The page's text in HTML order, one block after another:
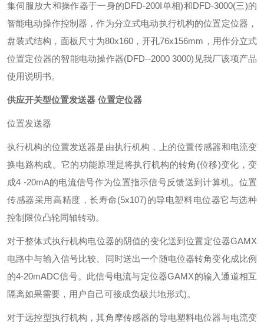
集伺服放大和操作器于一身的DFD-200I单相)和DFD-3000(三)的
智能电动操作控制器，作为分立式电动执行机构的位置定位器，
盘装式结构，面板尺寸为80x160 ，开孔76x156mm ，用作分立式
位置定位器的智能电动操作器(DFD--2000 3000) 见我厂该项产品
使用说明书。
供应开关型位置发送器 位置定位器
位置发送器
执行机构的位置发送器是由执行机构，上的位置传感器和电流变
换电路构成。它的功能原理是将执行机构的转角 (位移)变化，变
成4 -20mA的电流信号作为位置指示信号反馈送到计算机。位置
传感器采用高精度，长寿命(5x107)的导电塑料电位器它与选种
控制限位凸轮同轴转动。
对于整体式执行机构电位器的阴值的变化送到位置定位器GAMX
电路中与输入信号比较、同时送出一个随电位器转角变化成比例
的4-20mADC信号。此信号电流与定位器GAMX的输入通道相互
隔离如果需要，用户自己可接成负极共地形式)。
对于远控型执行机构，其角摩传感器的导电塑料电位器与电流变